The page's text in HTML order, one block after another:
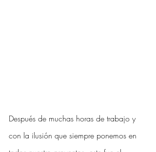
Después de muchas horas de trabajo y
con la ilusión que siempre ponemos en